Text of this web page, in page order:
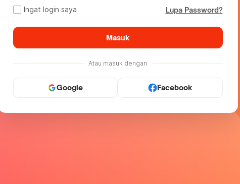
Ingat login saya Lupa Password?
Masuk
Atau masuk dengan
Google Facebook